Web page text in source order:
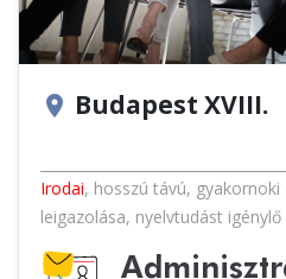
location_on Budapest XVIII.
Irodai, hosszú távú, gyakornoki
leigazolása, nyelvtudást igénylő